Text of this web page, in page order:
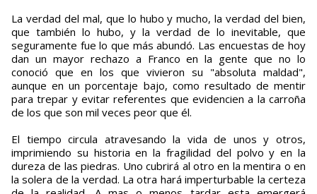
La verdad del mal, que lo hubo y mucho, la verdad del bien,
que también lo hubo, y la verdad de lo inevitable, que
seguramente fue lo que más abundó. Las encuestas de hoy
dan un mayor rechazo a Franco en la gente que no lo
conoció que en los que vivieron su "absoluta maldad",
aunque en un porcentaje bajo, como resultado de mentir
para trepar y evitar referentes que evidencien a la carroña
de los que son mil veces peor que él.
El tiempo circula atravesando la vida de unos y otros,
imprimiendo su historia en la fragilidad del polvo y en la
dureza de las piedras. Uno cubrirá al otro en la mentira o en
la solera de la verdad. La otra hará imperturbable la certeza